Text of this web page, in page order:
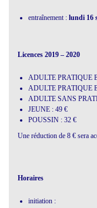
entraînement : lundi 16
Licences 2019 – 2020
ADULTE PRATIQUE
ADULTE PRATIQUE
ADULTE SANS
JEUNE : 49 €
POUSSIN : 32 €
Une réduction de 8 € sera
Horaires
initiation :